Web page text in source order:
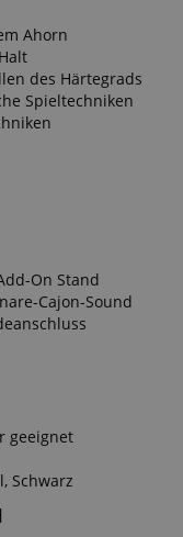
Ahorn
des Härtegrads
Spieltechniken
On Stand
Cajon-Sound
geeignet
Schwarz